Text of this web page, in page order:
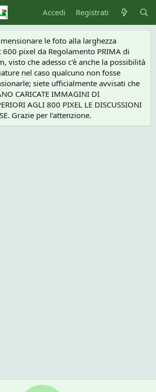
Accedi Registrati
le foto alla larghezza
pixel da Regolamento PRIMA di
visto che adesso c'è anche la possibilità
nel caso qualcuno non fosse
siete ufficialmente avvisati che
CARICATE IMMAGINI DI
AGLI 800 PIXEL LE DISCUSSIONI
Grazie per l'attenzione.